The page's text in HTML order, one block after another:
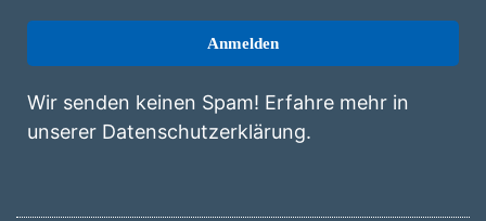
Wir senden keinen Spam! Erfahre mehr in
unserer Datenschutzerklärung.